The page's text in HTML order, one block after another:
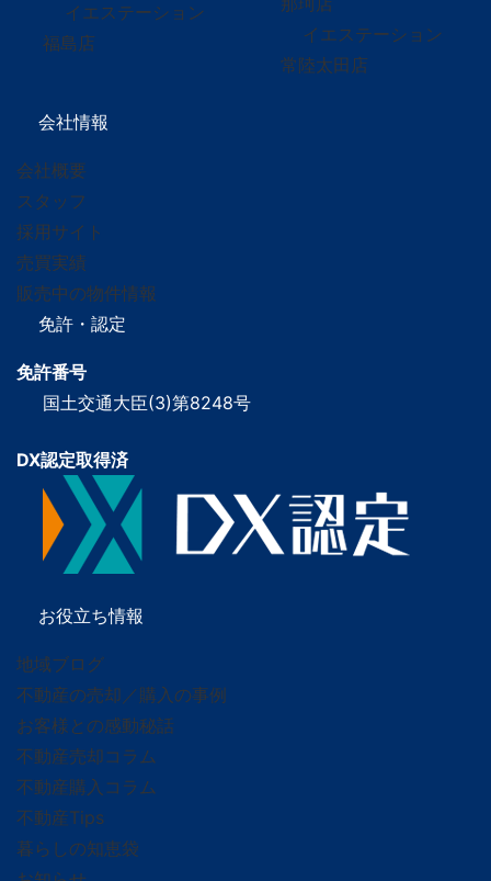
イエステーション
福島店
イエステーション
常陸太田店
会社情報
会社概要
スタッフ
採用サイト
売買実績
販売中の物件情報
免許・認定
免許番号
国土交通大臣(3)第8248号
DX認定取得済
お役立ち情報
地域ブログ
不動産の売却／購入の事例
お客様との感動秘話
不動産売却コラム
不動産購入コラム
不動産Tips
暮らしの知恵袋